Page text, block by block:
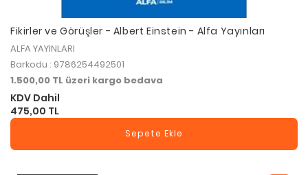
Fikirler ve Görüşler - Albert Einstein - Alfa Yayınları
ALFA YAYINLARI
Barkodu : 9786254492501
1.500,00 TL üzeri kargo bedava
KDV Dahil
475,00 TL
Sepete Ekle